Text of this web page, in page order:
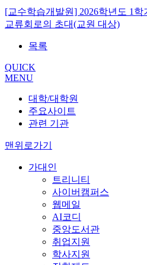
[교수학습개발원] 2026학년도 1
교류회로의 초대(교원 대상)
목록
QUICK
MENU
대학/대학원
주요사이트
관련 기관
맨위로가기
가대인
트리니티
사이버캠퍼스
웹메일
AI코디
중앙도서관
취업지원
학사지원